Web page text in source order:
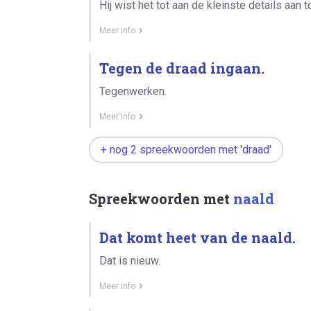
Hij wist het tot aan de kleinste details aan
Meer info
Tegen de draad ingaan.
Tegenwerken.
Meer info
+ nog 2 spreekwoorden met 'draad'
Spreekwoorden met naald
Dat komt heet van de naald.
Dat is nieuw.
Meer info